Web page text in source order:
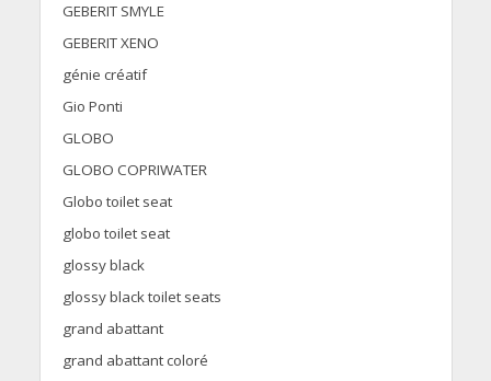
GEBERIT SMYLE
GEBERIT XENO
génie créatif
Gio Ponti
GLOBO
GLOBO COPRIWATER
Globo toilet seat
globo toilet seat
glossy black
glossy black toilet seats
grand abattant
grand abattant coloré